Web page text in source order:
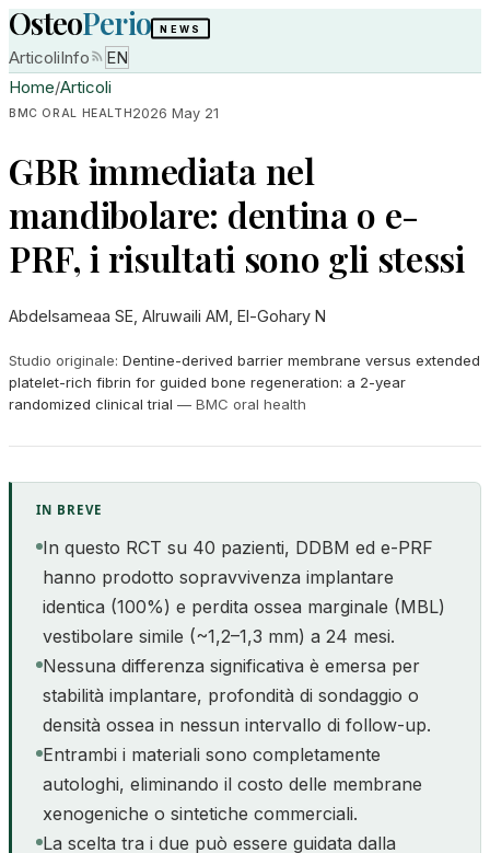
OsteoPerio NEWS
ArticoliInfo
EN
Home/Articoli
BMC ORAL HEALTH2026 May 21
GBR immediata nel
mandibolare: dentina o e-
PRF, i risultati sono gli stessi
Abdelsameaa SE, Alruwaili AM, El-Gohary N
Studio originale: Dentine-derived barrier membrane versus extended
platelet-rich fibrin for guided bone regeneration: a 2-year
randomized clinical trial — BMC oral health
IN BREVE
In questo RCT su 40 pazienti, DDBM ed e-PRF
hanno prodotto sopravvivenza implantare
identica (100%) e perdita ossea marginale (MBL)
vestibolare simile (~1,2–1,3 mm) a 24 mesi.
Nessuna differenza significativa è emersa per
stabilità implantare, profondità di sondaggio o
densità ossea in nessun intervallo di follow-up.
Entrambi i materiali sono completamente
autologhi, eliminando il costo delle membrane
xenogeniche o sintetiche commerciali.
La scelta tra i due può essere guidata dalla